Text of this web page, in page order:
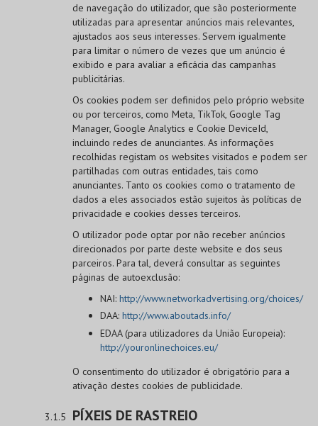
de navegação do utilizador, que são posteriormente
utilizadas para apresentar anúncios mais relevantes,
ajustados aos seus interesses. Servem igualmente
para limitar o número de vezes que um anúncio é
exibido e para avaliar a eficácia das campanhas
publicitárias.
Os cookies podem ser definidos pelo próprio website
ou por terceiros, como Meta, TikTok, Google Tag
Manager, Google Analytics e Cookie DeviceId,
incluindo redes de anunciantes. As informações
recolhidas registam os websites visitados e podem ser
partilhadas com outras entidades, tais como
anunciantes. Tanto os cookies como o tratamento de
dados a eles associados estão sujeitos às políticas de
privacidade e cookies desses terceiros.
O utilizador pode optar por não receber anúncios
direcionados por parte deste website e dos seus
parceiros. Para tal, deverá consultar as seguintes
páginas de autoexclusão:
NAI: http://www.networkadvertising.org/choices/
DAA: http://www.aboutads.info/
EDAA (para utilizadores da União Europeia):
http://youronlinechoices.eu/
O consentimento do utilizador é obrigatório para a
ativação destes cookies de publicidade.
PÍXEIS DE RASTREIO